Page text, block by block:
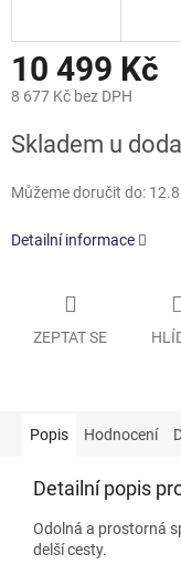
10 499 Kč
8 677 Kč bez DPH
cena:
Skladem u
Můžeme doručit do:
Detailní informace
ZEPTAT SE
Popis Hodnocení
Detailní popis
Odolná a prostorná
delší cesty.